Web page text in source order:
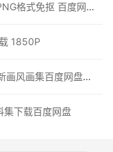
宝石姫 JEWEL PRINCESS CG角色立绘 PNG格式免抠 百度网盘下载 1522p
1850P
Pion みわべさくら sakurairo P站画师清新画风画集百度网盘下载
集下载百度网盘